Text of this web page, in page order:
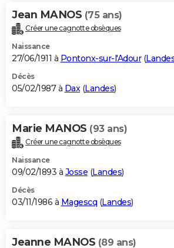
Jean MANOS (75 ans)
Créer une cagnotte obsèques
Naissance
27/06/1911 à Pontonx-sur-l'Adour(
Décès
05/02/1987 à Dax(Landes)
Marie MANOS (93 ans)
Créer une cagnotte obsèques
Naissance
09/02/1893 à Josse (Landes)
Décès
03/11/1986 à Magescq (Landes)
Jeanne MANOS (89 ans)